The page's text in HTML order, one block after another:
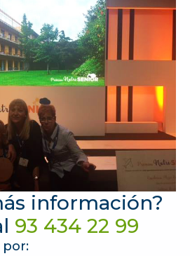
información?
93 434 22 99
por: